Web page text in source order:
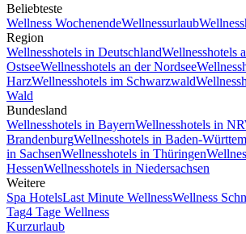
Beliebteste
Wellness WochenendeWellnessurlaub
Region
Wellnesshotels in DeutschlandWellnesshotels
OstseeWellnesshotels an der Nordsee
HarzWellnesshotels im Schwarzwald
Wald
Bundesland
Wellnesshotels in BayernWellnesshotels in
BrandenburgWellnesshotels in Baden-
in SachsenWellnesshotels in Thüringen
HessenWellnesshotels in Niedersachsen
Weitere
Spa HotelsLast Minute WellnessWellness
Tag4 Tage Wellness
Kurzurlaub